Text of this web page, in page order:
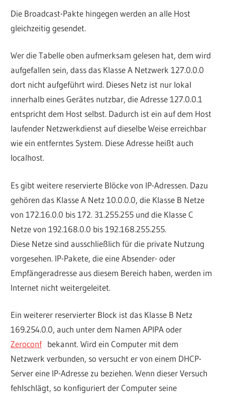
Die Broadcast-Pakte hingegen werden an alle Host
gleichzeitig gesendet.
Wer die Tabelle oben aufmerksam gelesen hat, dem wird
aufgefallen sein, dass das Klasse A Netzwerk 127.0.0.0
dort nicht aufgeführt wird. Dieses Netz ist nur lokal
innerhalb eines Gerätes nutzbar, die Adresse 127.0.0.1
entspricht dem Host selbst. Dadurch ist ein auf dem Host
laufender Netzwerkdienst auf dieselbe Weise erreichbar
wie ein entferntes System. Diese Adresse heißt auch
localhost.
Es gibt weitere reservierte Blöcke von IP-Adressen. Dazu
gehören das Klasse A Netz 10.0.0.0, die Klasse B Netze
von 172.16.0.0 bis 172. 31.255.255 und die Klasse C
Netze von 192.168.0.0 bis 192.168.255.255.
Diese Netze sind ausschließlich für die private Nutzung
vorgesehen. IP-Pakete, die eine Absender- oder
Empfängeradresse aus diesem Bereich haben, werden im
Internet nicht weitergeleitet.
Ein weiterer reservierter Block ist das Klasse B Netz
169.254.0.0, auch unter dem Namen APIPA oder
Zeroconfbekannt. Wird ein Computer mit dem
Netzwerk verbunden, so versucht er von einem DHCP-
Server eine IP-Adresse zu beziehen. Wenn dieser Versuch
fehlschlägt, so konfiguriert der Computer seine